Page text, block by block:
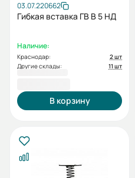
03.07.220662
Гибкая вставка ГВ В 5 НД
Наличие:
Краснодар:
2 шт
Другие склады:
11 шт
В корзину